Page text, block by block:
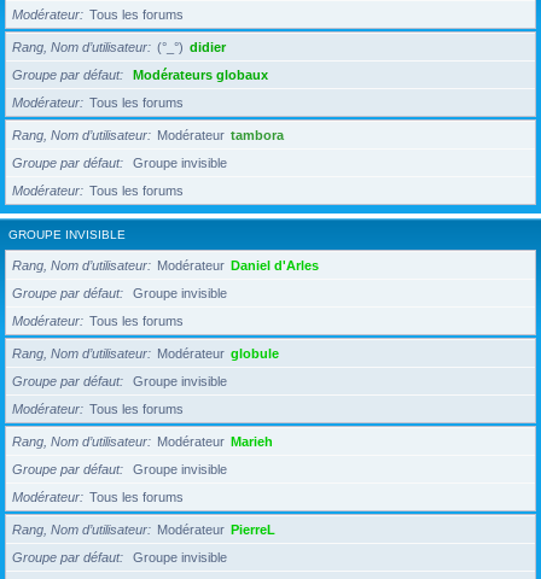
Modérateur
Tous les forums
Rang, Nom d’utilisateur (°_°) didier
Groupe par défaut
Modérateurs globaux
Modérateur
Tous les forums
Rang, Nom d’utilisateur Modérateur tambora
Groupe par défaut
Groupe invisible
Modérateur
Tous les forums
GROUPE INVISIBLE
Rang, Nom d’utilisateur Modérateur Daniel d'Arles
Groupe par défaut
Groupe invisible
Modérateur
Tous les forums
Rang, Nom d’utilisateur Modérateur globule
Groupe par défaut
Groupe invisible
Modérateur
Tous les forums
Rang, Nom d’utilisateur Modérateur Marieh
Groupe par défaut
Groupe invisible
Modérateur
Tous les forums
Rang, Nom d’utilisateur Modérateur PierreL
Groupe par défaut
Groupe invisible